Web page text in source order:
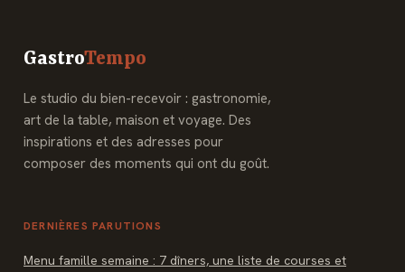
GastroTempo
Le studio du bien-recevoir : gastronomie,
art de la table, maison et voyage. Des
inspirations et des adresses pour
composer des moments qui ont du goût.
DERNIÈRES PARUTIONS
Menu famille semaine : 7 dîners, une liste de courses et